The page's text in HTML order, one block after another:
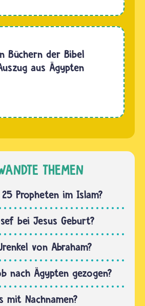
Büchern der Bibel
aus Ägypten
THEMEN
Propheten im Islam?
bei Jesus Geburt?
von Abraham?
nach Ägypten gezogen?
mit Nachnamen?